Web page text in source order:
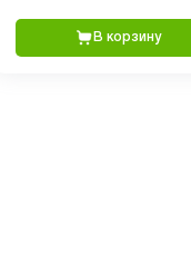
В корзину